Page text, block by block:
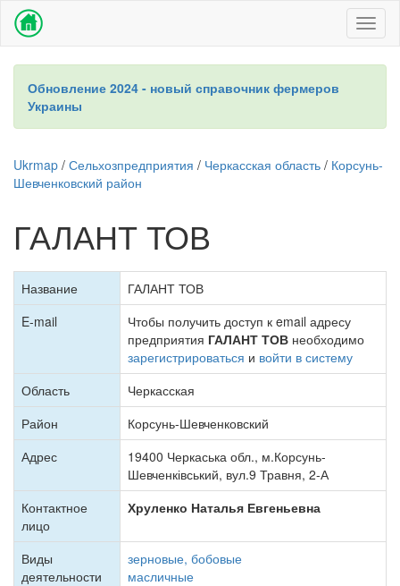
Обновление 2024 - новый справочник фермеров
Украины
Ukrmap / Сельхозпредприятия / Черкасская область / Корсунь-
Шевченковский район
ГАЛАНТ ТОВ
Название
ГАЛАНТ ТОВ
E-mail
Чтобы получить доступ к email адресу
предприятия ГАЛАНТ ТОВ необходимо
зарегистрироваться и войти в систему
Область
Черкасская
Район
Корсунь-Шевченковский
Адрес
19400 Черкаська обл., м.Корсунь-
Шевченківський, вул.9 Травня, 2-А
Контактное
лицо
Хруленко Наталья Евгеньевна
Виды
деятельности
зерновые, бобовые
масличные